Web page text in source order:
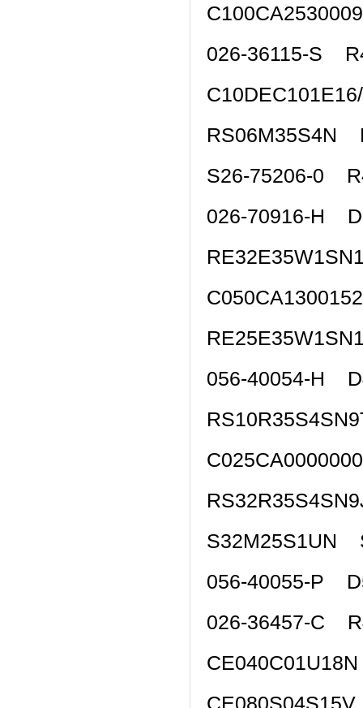
026-36115-S
RS06M35S4N
S26-75206-0
026-70916-H
056-40054-H
S32M25S1UN
056-40055-P
026-36457-C